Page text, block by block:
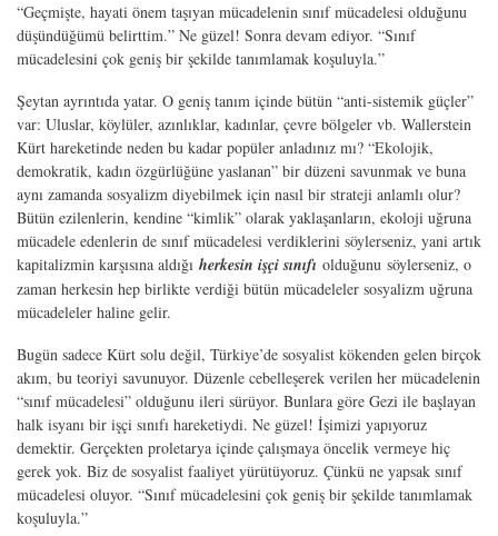
“Geçmişte, hayati önem taşıyan mücadelenin sınıf mücadelesi olduğunu
düşündüğümü belirttim.” Ne güzel! Sonra devam ediyor. “Sınıf
mücadelesini çok geniş bir şekilde tanımlamak koşuluyla.”
Şeytan ayrıntıda yatar. O geniş tanım içinde bütün “anti-sistemik güçler”
var: Uluslar, köylüler, azınlıklar, kadınlar, çevre bölgeler vb. Wallerstein
Kürt hareketinde neden bu kadar popüler anladınız mı? “Ekolojik,
demokratik, kadın özgürlüğüne yaslanan” bir düzeni savunmak ve buna
aynı zamanda sosyalizm diyebilmek için nasıl bir strateji anlamlı olur?
Bütün ezilenlerin, kendine “kimlik” olarak yaklaşanların, ekoloji uğruna
mücadele edenlerin de sınıf mücadelesi verdiklerini söylerseniz, yani artık
kapitalizmin karşısına aldığı herkesin işçi sınıfı olduğunu söylerseniz, o
zaman herkesin hep birlikte verdiği bütün mücadeleler sosyalizm uğruna
mücadeleler haline gelir.
Bugün sadece Kürt solu değil, Türkiye’de sosyalist kökenden gelen birçok
akım, bu teoriyi savunuyor. Düzenle cebelleşerek verilen her mücadelenin
“sınıf mücadelesi” olduğunu ileri sürüyor. Bunlara göre Gezi ile başlayan
halk isyanı bir işçi sınıfı hareketiydi. Ne güzel! İşimizi yapıyoruz
demektir. Gerçekten proletarya içinde çalışmaya öncelik vermeye hiç
gerek yok. Biz de sosyalist faaliyet yürütüyoruz. Çünkü ne yapsak sınıf
mücadelesi oluyor. “Sınıf mücadelesini çok geniş bir şekilde tanımlamak
koşuluyla.”